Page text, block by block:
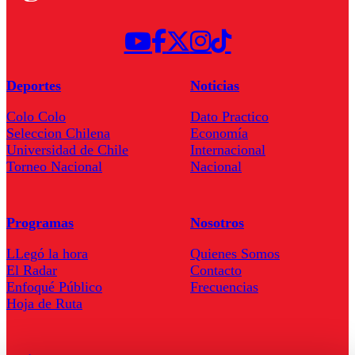
Deportes
Colo Colo
Seleccion Chilena
Universidad de Chile
Torneo Nacional
Noticias
Dato Practico
Economía
Internacional
Nacional
Programas
LLegó la hora
El Radar
Enfoqué Público
Hoja de Ruta
Nosotros
Quienes Somos
Contacto
Frecuencias